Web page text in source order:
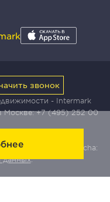
- Intermark
Москве:+7 (495) 252 00
Yandex SmartCaptcha:
данных.
звонок